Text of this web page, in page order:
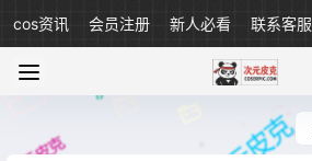
cos资讯 会员注册 新人必看 联系客服